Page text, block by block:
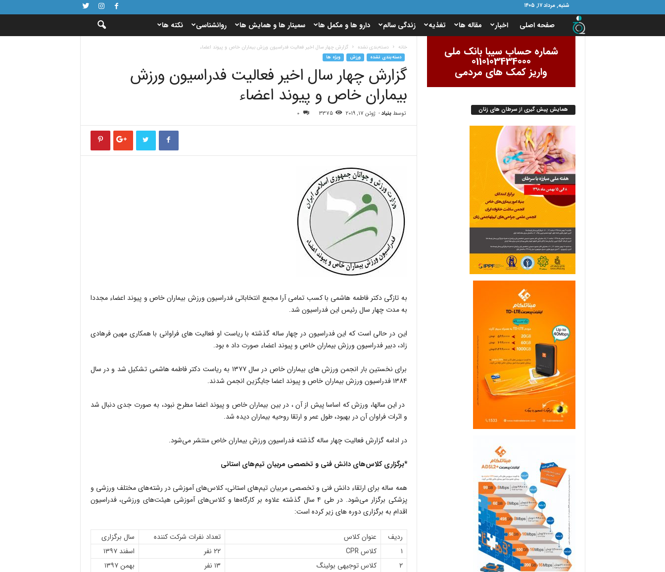
شنبه, مرداد ۱۷, ۱۴۰۵
ا
د
م
و
ر
ی
م
ی
ا
خ
ص
صفحه اصلی اخبار مقاله ها تغذیه زندگی سالم دارو ها و مکمل ها سمینار ها و همایش ها روانشناسی نکته ها
خانه دسته‌بندی نشده گزارش چهار سال اخیر فعالیت فدراسیون ورزش بیماران خاص و پیوند اعضاء
دسته‌بندی نشده ورزش ویژه ها
گزارش چهار سال اخیر فعالیت فدراسیون ورزش
بیماران خاص و پیوند اعضاء
توسط بنیاد- ژوئن 17, 2019 3375
0
به تازگی دکتر فاطمه هاشمی با کسب تمامی آرا مجمع انتخاباتی فدراسیون ورزش بیماران خاص و پیوند اعضاء مجددا
به مدت چهار سال رئیس این فدراسیون شد.
این در حالی است که این فدراسیون در چهار ساله گذشته با ریاست او فعالیت های فراوانی با همکاری مهین فرهادی
زاد، دبیر فدراسیون ورزش بیماران خاص و پیوند اعضاء صورت داد ه بود.
برای نخستین بار انجمن ورزش های بیماران خاص در سال ۱۳۷۷ به ریاست دکتر فاطمه هاشمی تشکیل شد و در سال
۱۳۸۴ فدراسیون ورزش بیماران خاص و پیوند اعضا جایگزین انجمن شدند.
در این سالها، ورزش که اساسا پیش از آن ، در بین بیماران خاص و پیوند اعضا مطرح نبود، به صورت جدی دنبال شد
و اثرات فراوان آن در بهبود، طول عمر و ارتقا روحیه بیماران دیده شد.
در ادامه گزارش فعالیت چهار ساله گذشته فدراسیون ورزش بیماران خاص منتشر می‌شود.
*برگزاری کلاس‌های دانش فنی و تخصصی مربیان تیم‌های استانی
همه ساله برای ارتقاء دانش فنی و تخصصی مربیان تیم‌های استانی، کلاس‌های آموزشی در رشته‌های مختلف ورزشی و
پزشکی برگزار می‌شود. در طی ۴ سال گذشته علاوه بر کارگاه‌ها و کلاس‌های آموزشی هیئت‌های ورزشی، فدراسیون
اقدام به برگزاری دوره های زیر کرده است:
ردیف عنوان کلاس تعداد نفرات شرکت کننده
سال برگزاری
۱
کلاس CPR ۲۲ نفر
اسفند ۱۳۹۷
۲
کلاس توجیهی بولینگ ۱۳ نفر
بهمن ۱۳۹۷
شماره حساب سیبا بانک ملی
0110103434000
واریز کمک های مردمی
همایش پیش گیری از سرطان های زنان